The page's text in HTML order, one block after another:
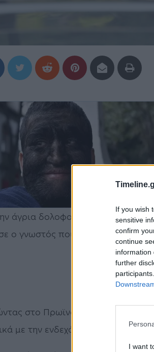
If you wish
sensitive
confirm
continue
information
further
I want
άγρια δολοφονία της Κάρολαϊν
ο γνωστός ποινικολόγος
στο Πρωϊνό του Ant1, ο κ.
με την ενδεχόμενη ποινή που